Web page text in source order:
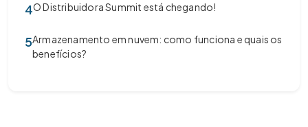
4O Distribuidora Summit está chegando!
5Armazenamento em nuvem: como funciona e quais os
benefícios?